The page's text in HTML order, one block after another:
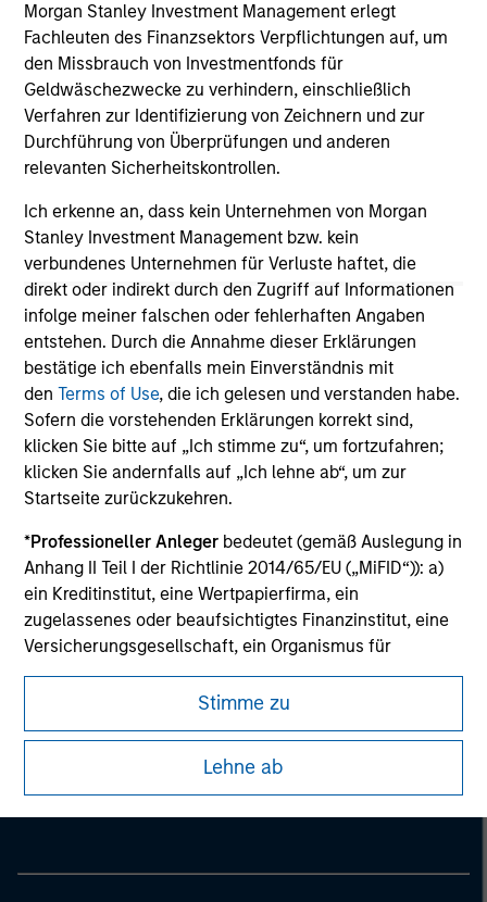
Morgan Stanley Investment Management erlegt
Fachleuten des Finanzsektors Verpflichtungen auf, um
den Missbrauch von Investmentfonds für
Geldwäschezwecke zu verhindern, einschließlich
Verfahren zur Identifizierung von Zeichnern und zur
Durchführung von Überprüfungen und anderen
relevanten Sicherheitskontrollen.
Ich erkenne an, dass kein Unternehmen von Morgan
Stanley Investment Management bzw. kein
verbundenes Unternehmen für Verluste haftet, die
direkt oder indirekt durch den Zugriff auf Informationen
infolge meiner falschen oder fehlerhaften Angaben
entstehen. Durch die Annahme dieser Erklärungen
bestätige ich ebenfalls mein Einverständnis mit
denTerms of Use, die ich gelesen und verstanden habe.
Sofern die vorstehenden Erklärungen korrekt sind,
klicken Sie bitte auf „Ich stimme zu“, um fortzufahren;
klicken Sie andernfalls auf „Ich lehne ab“, um zur
Startseite zurückzukehren.
*Professioneller Anleger bedeutet (gemäß Auslegung in
Anhang II Teil I der Richtlinie 2014/65/EU („MiFID“)): a)
ein Kreditinstitut, eine Wertpapierfirma, ein
zugelassenes oder beaufsichtigtes Finanzinstitut, eine
Versicherungsgesellschaft, ein Organismus für
gemeinsame Anlagen oder dessen
Verwaltungsgesellschaft, ein Pensionsfonds oder
institutioneller Anleger, der in jedem Fall für die Tätigkeit
auf den Finanzmärkten zugelassen sein oder
Größenanforderungen auf Unternehmensbasis erfüllt: (i)
Stimme zu
Lehne ab
May not represent all Team Members.
The information on this page is for informational
purposes only. The information contained herein does
offering of advisory services or an offer to sell or a
solicitation of an offer to buy any securities in any
jurisdiction in which such offer or solicitation,
purchase or sale would be unlawful under the
securities, insurance or other laws of such jurisdiction.
All investing involves risks, including a loss of principal.
Please refer to the strategy detail page for important
information on the strategy, including additional risk
considerations.
Morgan Stanley
Morgan Stanley Careers